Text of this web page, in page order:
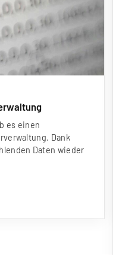
es einen
Dank
Daten wieder